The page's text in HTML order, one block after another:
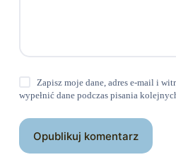
Zapisz moje dane, adres e-mail i
wypełnić dane podczas pisania
Opublikuj komentarz